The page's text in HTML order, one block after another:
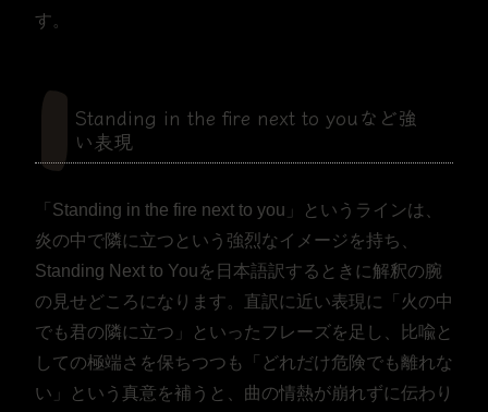
す。
Standing in the fire next to youなど強
い表現
「Standing in the fire next to you」というラインは、
炎の中で隣に立つという強烈なイメージを持ち、
Standing Next to Youを日本語訳するときに解釈の腕
の見せどころになります。直訳に近い表現に「火の中
でも君の隣に立つ」といったフレーズを足し、比喩と
しての極端さを保ちつつも「どれだけ危険でも離れな
い」という真意を補うと、曲の情熱が崩れずに伝わり